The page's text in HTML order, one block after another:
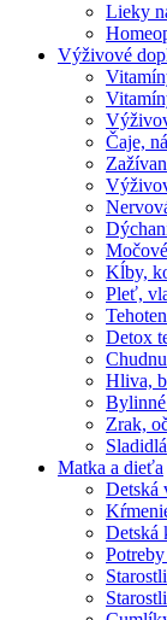
Lieky
Výživové
Čaje,
Kĺby,
Pleť,
Detox
Hliva,
Zrak,
Sladidlá
Matka a dieťa
Detská
Detská